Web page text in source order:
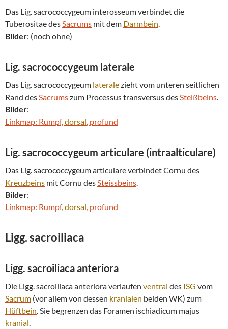
Das Lig. sacrococcygeum interosseum verbindet die
Tuberositae des Sacrums mit dem Darmbein
Bilder: (noch ohne)
Lig. sacrococcygeum laterale
Das Lig. sacrococcygeum lateralezieht vom unteren seitlichen
Rand des Sacrumszum Processus transversus des Steißbeins
Bilder:
Linkmap: Rumpf, dorsal , profund
Lig. sacrococcygeum articulare (intraalticulare)
Das Lig. sacrococcygeum articulare verbindet Cornu des
Kreuzbeins mit Cornu des Steissbeins
Bilder:
Linkmap: Rumpf, dorsal , profund
Ligg. sacroiliaca
Ligg. sacroiliaca anteriora
Die Ligg. sacroiliaca anteriora verlaufen ventral des ISG vom
Sacrum (vor allem von dessen kranialen beiden WK) zum
Hüftbein . Sie begrenzen das Foramen ischiadicum majus
kranial